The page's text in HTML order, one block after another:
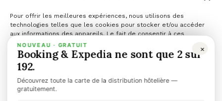
Pour offrir les meilleures expériences, nous utilisons des
technologies telles que les cookies pour stocker et/ou accéder
aux informations des appareils. Le fait de consentir à ces
technologies nous permettra de traiter des données telles que le
comportement de navigation ou les ID uniques sur ce site. Le fait
de ne pas consentir ou de retirer son consentement peut avoir un
effet négatif sur certaines caractéristiques et fonctions.
Gérer les services
rythme de la
Californie
×
NOUVEAU · GRATUIT
Booking & Expedia ne sont que 2 sur
192.
Découvrez toute la carte de la distribution hôtelière —
gratuitement.